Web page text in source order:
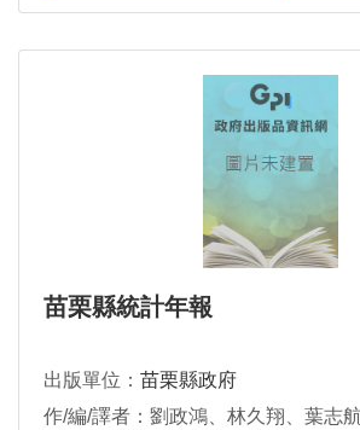
苗栗縣統計年報
出版單位： 苗栗縣政府
作/編/譯者：劉政鴻、林久翔、葉志